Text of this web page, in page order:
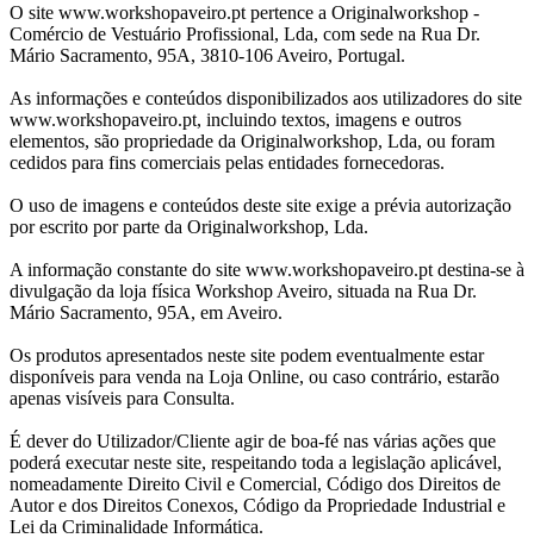
O site www.workshopaveiro.pt pertence a Originalworkshop -
Comércio de Vestuário Profissional, Lda, com sede na Rua Dr.
Mário Sacramento, 95A, 3810-106 Aveiro, Portugal.
As informações e conteúdos disponibilizados aos utilizadores do site
www.workshopaveiro.pt, incluindo textos, imagens e outros
elementos, são propriedade da Originalworkshop, Lda, ou foram
cedidos para fins comerciais pelas entidades fornecedoras.
O uso de imagens e conteúdos deste site exige a prévia autorização
por escrito por parte da Originalworkshop, Lda.
A informação constante do site www.workshopaveiro.pt destina-se à
divulgação da loja física Workshop Aveiro, situada na Rua Dr.
Mário Sacramento, 95A, em Aveiro.
Os produtos apresentados neste site podem eventualmente estar
disponíveis para venda na Loja Online, ou caso contrário, estarão
apenas visíveis para Consulta.
É dever do Utilizador/Cliente agir de boa-fé nas várias ações que
poderá executar neste site, respeitando toda a legislação aplicável,
nomeadamente Direito Civil e Comercial, Código dos Direitos de
Autor e dos Direitos Conexos, Código da Propriedade Industrial e
Lei da Criminalidade Informática.